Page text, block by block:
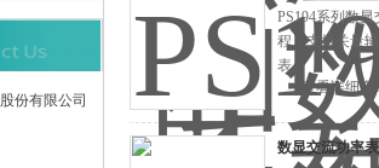
份有限公司
PS194系列数
程，支持关量
表。
查看详细介
数显交流功率表